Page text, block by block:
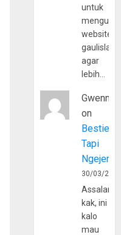
untuk
website
agar
lebih…
Gwenny
on
Bestie
Tapi
30/03/
kak, ini
kalo
mau